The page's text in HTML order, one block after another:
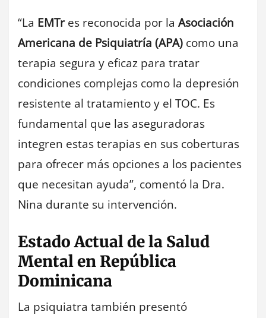
“La EMTres reconocida por la Asociación
Americana de Psiquiatría (APA) como una
terapia segura y eficaz para tratar
condiciones complejas como la depresión
resistente al tratamiento y el TOC. Es
fundamental que las aseguradoras
integren estas terapias en sus coberturas
para ofrecer más opciones a los pacientes
que necesitan ayuda”, comentó la Dra.
Nina durante su intervención.
Estado Actual de la Salud
Mental en República
Dominicana
La psiquiatra también presentó